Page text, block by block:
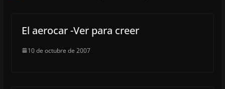
El aerocar -Ver para creer
10 de octubre de 2007